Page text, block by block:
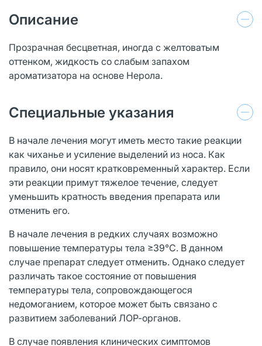
Описание
Прозрачная бесцветная, иногда с желтоватым
оттенком, жидкость со слабым запахом
ароматизатора на основе Нерола.
Специальные указания
В начале лечения могут иметь место такие реакции
как чиханье и усиление выделений из носа. Как
правило, они носят кратковременный характер. Если
эти реакции примут тяжелое течение, следует
уменьшить кратность введения препарата или
отменить его.
В начале лечения в редких случаях возможно
повышение температуры тела ≥39°С. В данном
случае препарат следует отменить. Однако следует
различать такое состояние от повышения
температуры тела, сопровождающегося
недомоганием, которое может быть связано с
развитием заболеваний ЛОР-органов.
В случае появления клинических симптомов